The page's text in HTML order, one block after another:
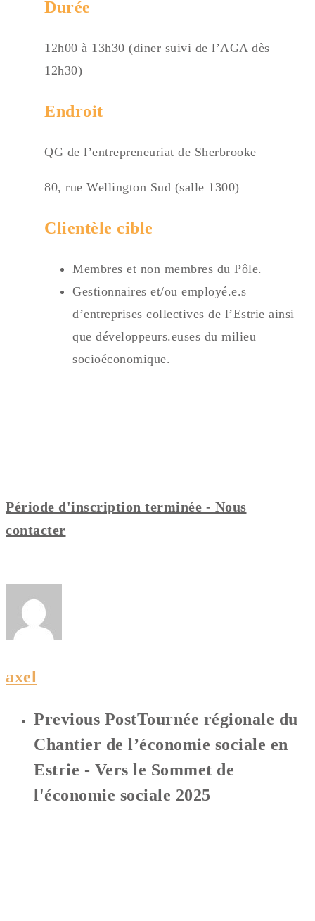
Durée
12h00 à 13h30 (diner suivi de l’AGA dès
12h30)
Endroit
QG de l’entrepreneuriat de Sherbrooke
80, rue Wellington Sud (salle 1300)
Clientèle cible
Membres et non membres du Pôle.
Gestionnaires et/ou employé.e.s
d’entreprises collectives de l’Estrie ainsi
que développeurs.euses du milieu
socioéconomique.
Période d'inscription terminée - Nous
contacter
axel
Previous PostTournée régionale du
Chantier de l’économie sociale en
Estrie - Vers le Sommet de
l'économie sociale 2025